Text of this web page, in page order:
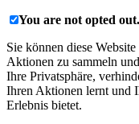
You are not opted
Sie können diese
Aktionen zu sammeln
Ihre Privatsphäre,
Ihren Aktionen lernt und
Erlebnis bietet.